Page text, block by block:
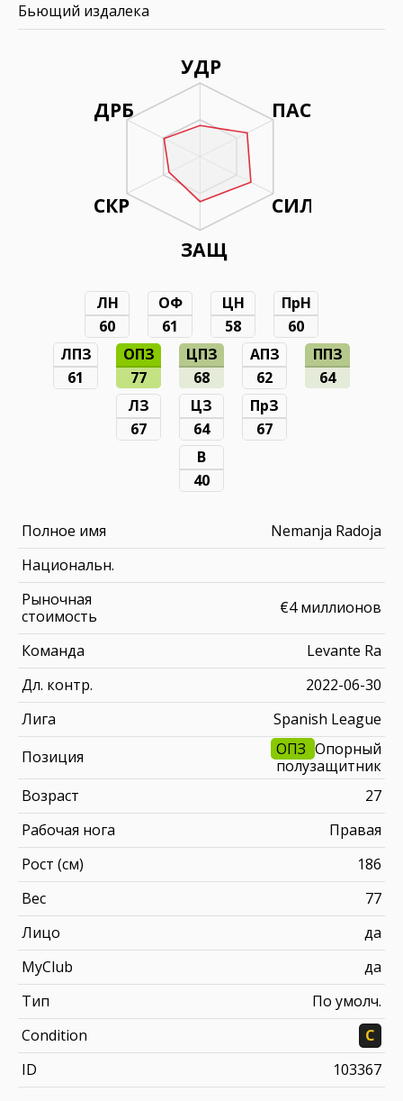
УДР
ПАС
СИЛ
ЗАЩ
ДРБ
СКР
ЛН
60
ОФ
61
ЦН
58
ПрН
60
ЛПЗ
61
ОПЗ
77
ЦПЗ
68
АПЗ
62
ППЗ
64
ЛЗ
67
ЦЗ
64
ПрЗ
67
В
40
Полное имя
Nemanja Radoja
Национальн.
Рыночная
стоимость
€4 миллионов
Команда
Levante Ra
Дл. контр.
2022-06-30
Лига
Spanish League
Позиция
ОПЗ Опорный
полузащитник
Возраст
27
Рабочая нога
Правая
Рост (см)
186
Вес
77
Лицо
да
MyClub
да
Тип
По умолч.
Condition
C
ID
103367
Бьющий издалека